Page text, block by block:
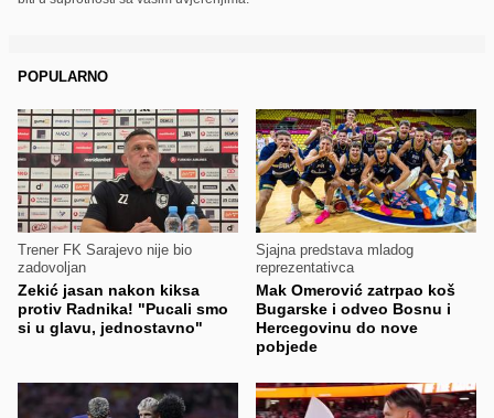
POPULARNO
Trener FK Sarajevo nije bio
zadovoljan
Zekić jasan nakon kiksa
protiv Radnika! "Pucali smo
si u glavu, jednostavno"
Sjajna predstava mladog
reprezentativca
Mak Omerović zatrpao koš
Bugarske i odveo Bosnu i
Hercegovinu do nove
pobjede